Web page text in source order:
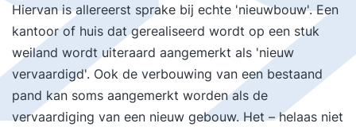
Hiervan is allereerst sprake bij echte 'nieuwbouw'. Een
kantoor of huis dat gerealiseerd wordt op een stuk
weiland wordt uiteraard aangemerkt als 'nieuw
vervaardigd'. Ook de verbouwing van een bestaand
pand kan soms aangemerkt worden als de
vervaardiging van een nieuw gebouw. Het – helaas niet